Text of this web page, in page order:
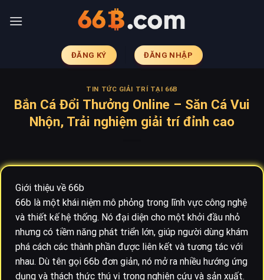
ĐĂNG KÝ ĐĂNG NHẬP
TIN TỨC GIẢI TRÍ TẠI 66B
Bắn Cá Đổi Thưởng Online – Săn Cá Vui
Nhộn, Trải nghiệm giải trí đỉnh cao
Giới thiệu về 66b
66b là một khái niệm mô phỏng trong lĩnh vực công nghệ
và thiết kế hệ thống. Nó đại diện cho một khởi đầu nhỏ
nhưng có tiềm năng phát triển lớn, giúp người dùng khám
phá cách các thành phần được liên kết và tương tác với
nhau. Dù tên gọi 66b đơn giản, nó mở ra nhiều hướng ứng
dụng và thách thức thú vị trong nghiên cứu và sản xuất.